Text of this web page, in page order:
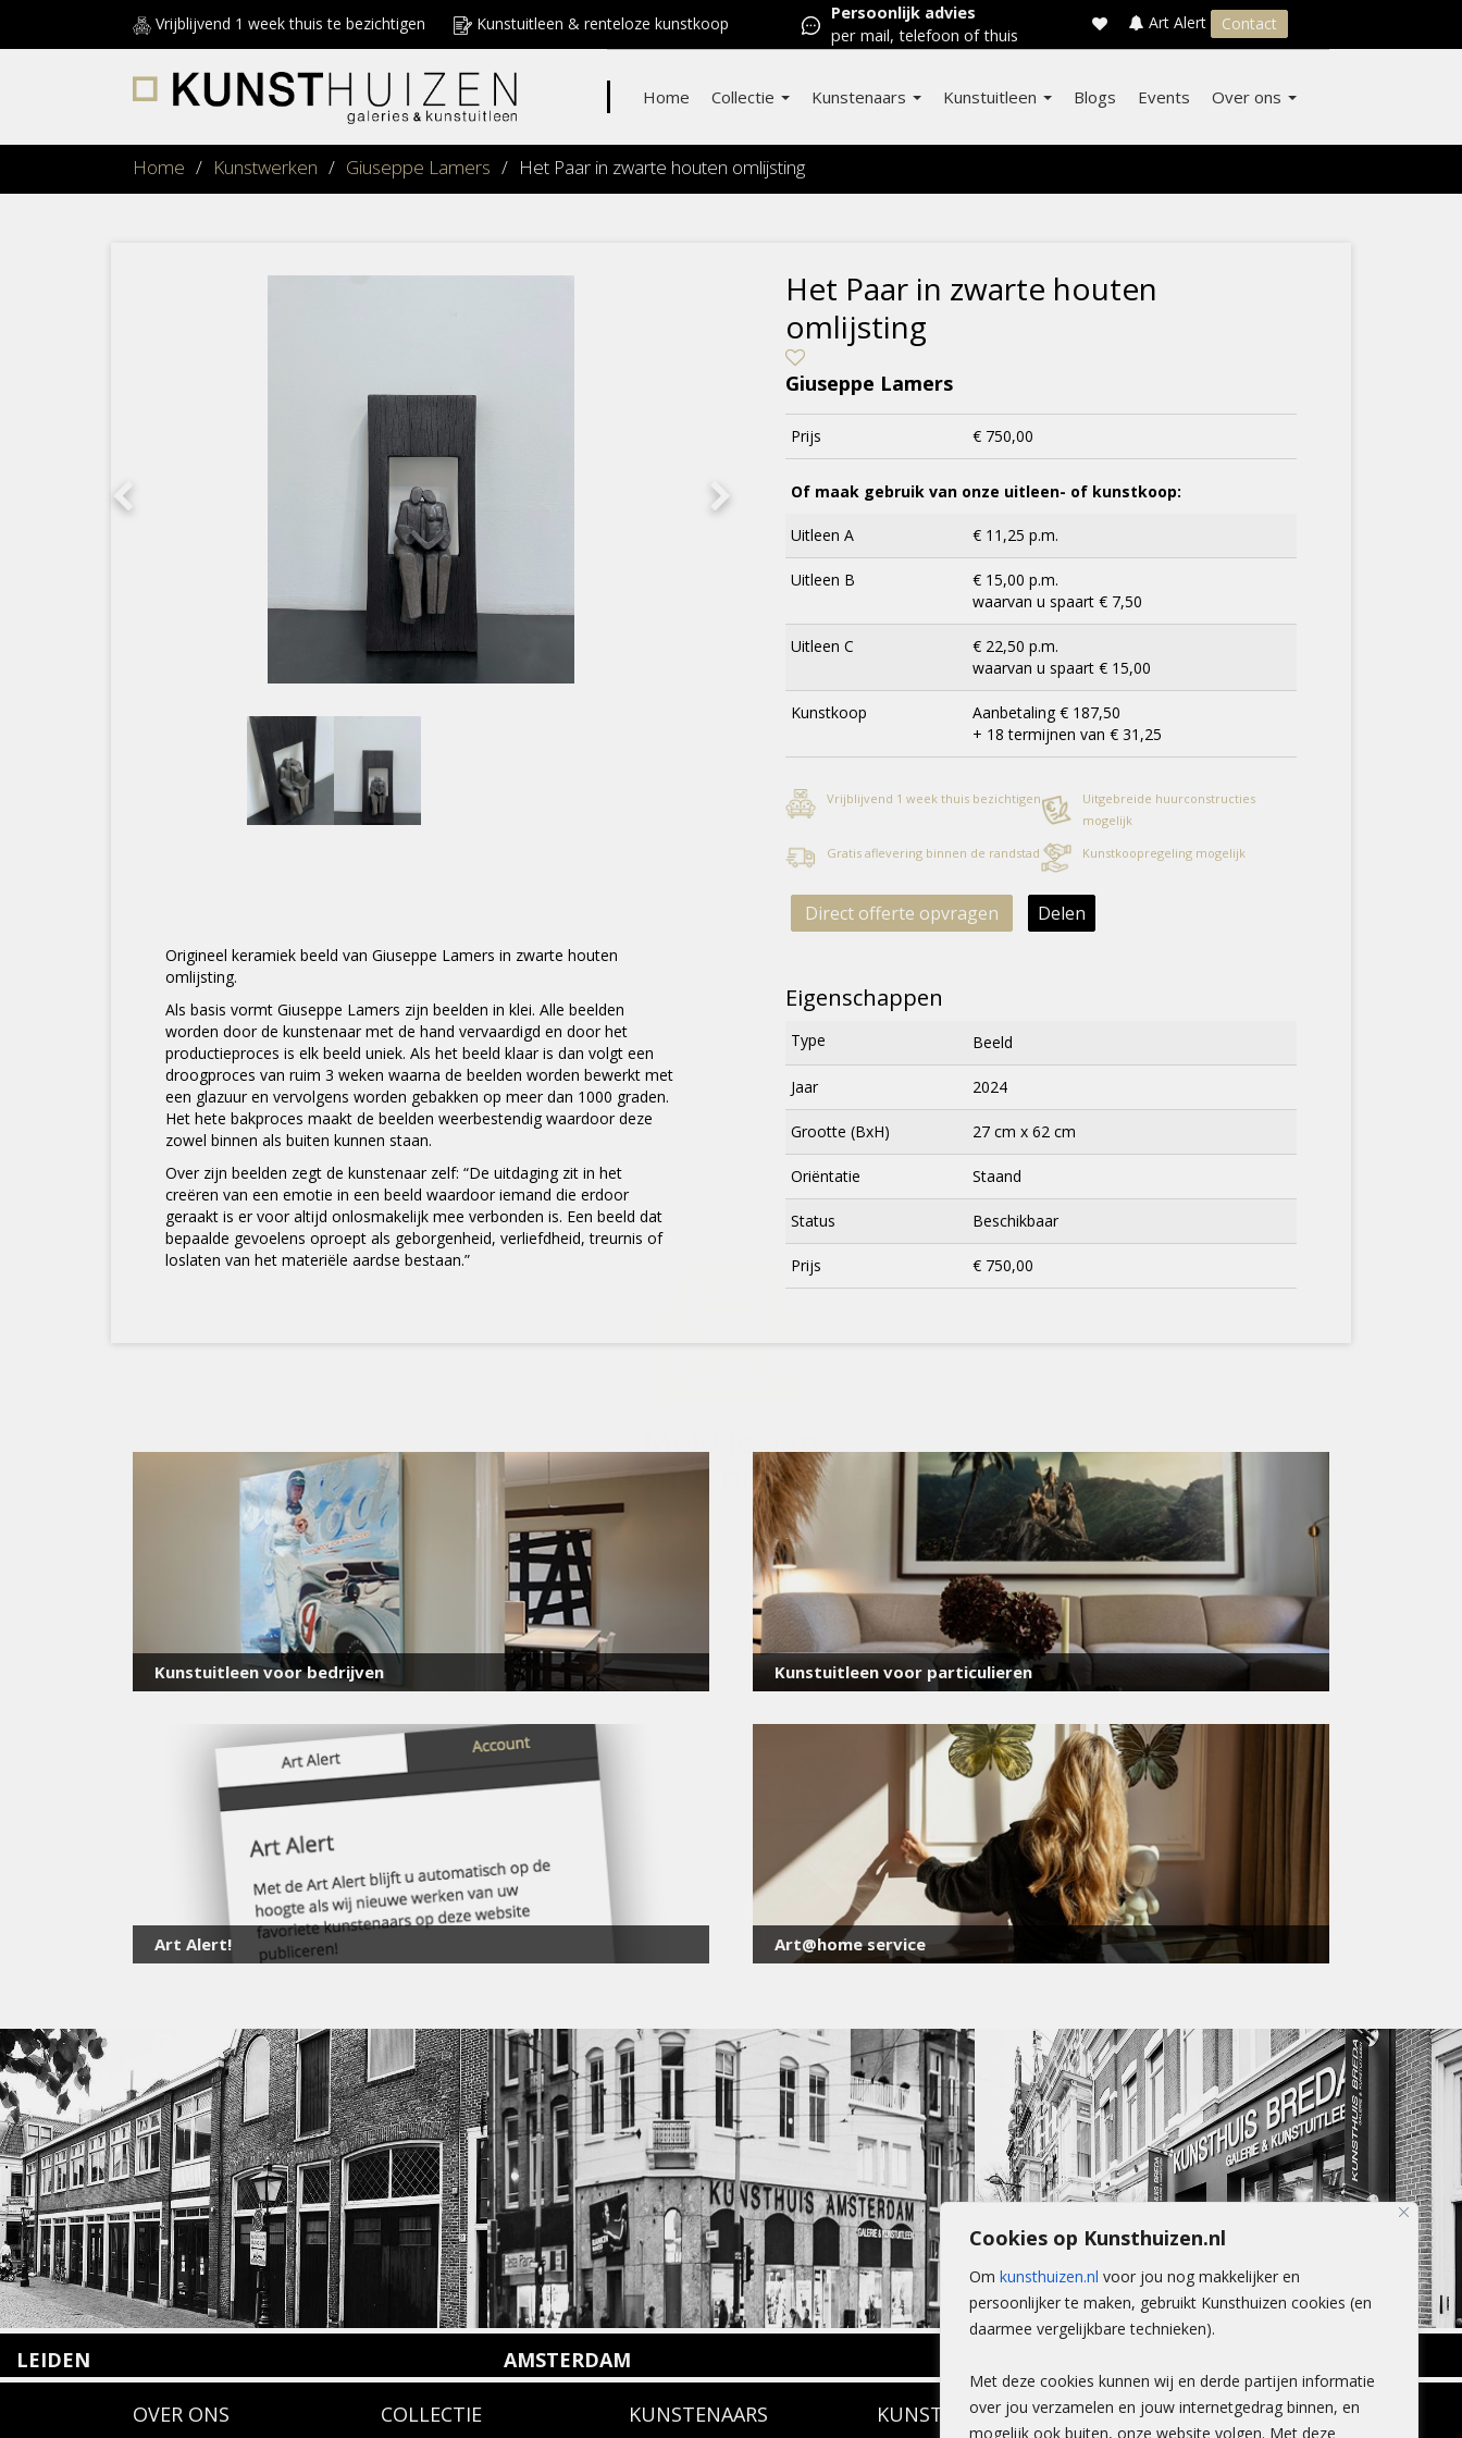
Cookies op Kunsthuizen.nl
Om kunsthuizen.nl voor jou nog makkelijker en
persoonlijker te maken, gebruikt Kunsthuizen cookies (en
daarmee vergelijkbare technieken).
Met deze cookies kunnen wij en derde partijen informatie
over jou verzamelen en jouw internetgedrag binnen, en
mogelijk ook buiten, onze website volgen. Met deze
Vrijblijvend 1 week thuis te bezichtigen Kunstuitleen & renteloze kunstkoop
Persoonlijk advies
per mail, telefoon of thuis
Art Alert Contact
Home Collectie Kunstenaars Kunstuitleen Blogs Events Over ons
Home / Kunstwerken / Giuseppe Lamers / Het Paar in zwarte houten omlijsting
Origineel keramiek beeld van Giuseppe Lamers in zwarte houten
omlijsting.
Als basis vormt Giuseppe Lamers zijn beelden in klei. Alle beelden
worden door de kunstenaar met de hand vervaardigd en door het
productieproces is elk beeld uniek. Als het beeld klaar is dan volgt een
droogproces van ruim 3 weken waarna de beelden worden bewerkt met
een glazuur en vervolgens worden gebakken op meer dan 1000 graden.
Het hete bakproces maakt de beelden weerbestendig waardoor deze
zowel binnen als buiten kunnen staan.
Over zijn beelden zegt de kunstenaar zelf: “De uitdaging zit in het
creëren van een emotie in een beeld waardoor iemand die erdoor
geraakt is er voor altijd onlosmakelijk mee verbonden is. Een beeld dat
bepaalde gevoelens oproept als geborgenheid, verliefdheid, treurnis of
loslaten van het materiële aardse bestaan.”
Het Paar in zwarte houten
omlijsting
Giuseppe Lamers
Prijs € 750,00
Of maak gebruik van onze uitleen- of kunstkoop:
Uitleen A € 11,25 p.m.
Uitleen B
€ 15,00 p.m.
waarvan u spaart € 7,50
Uitleen C
€ 22,50 p.m.
waarvan u spaart € 15,00
Kunstkoop
Aanbetaling € 187,50
+ 18 termijnen van € 31,25
Vrijblijvend 1 week thuis bezichtigen
Uitgebreide huurconstructies
mogelijk
Gratis aflevering binnen de randstad
Kunstkoopregeling mogelijk
Direct offerte opvragen Delen
Eigenschappen
Type Beeld
Jaar 2024
Grootte (BxH) 27 cm x 62 cm
Oriëntatie Staand
Status Beschikbaar
Prijs € 750,00
Kunstuitleen voor bedrijven Kunstuitleen voor particulieren
Art Alert! Art@home service
LEIDEN AMSTERDAM
1075 VX Amsterdam
Wilhelminastraat 11
4818 SB Breda
OVER ONS COLLECTIE KUNSTENAARS KUNSTUITLEEN CONTACT
Meld je aan
voor onze nieuwsbrief
E-
mailadres